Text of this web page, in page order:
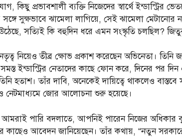
কিছু প্রভাবশালী ব্যক্তি নিজেদের স্বার্থে
সুক্ষভাবে ঝামেলা লাগিয়ে, সেই ঝামেলা
সত্যিই কি বহুদিন ধরে এমন সংস্কৃতি চলছিল?
নিয়েও তীব্র ক্ষোভ প্রকাশ করেছেন অভিনেতা।
সমস্ত ইন্ডাস্ট্রির নেতাদের কাছে ফোন করে, দিনের
হতাশ। তাঁর দাবি, অনেকেই দায়িত্বে থাকলেও
নেটমাধ্যমে জোর আলোচনা শুরু হয়েছে।
পারি বদলাতে, আপনিই পারেন নিজের অধিকার
কাছেও আবেদন জানিয়েছেন। তাঁর কথায়, “নতুন